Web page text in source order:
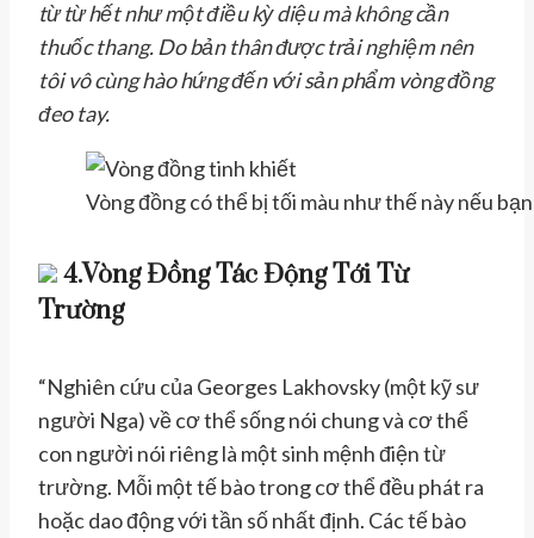
từ từ hết như một điều kỳ diệu mà không cần
thuốc thang. Do bản thân được trải nghiệm nên
tôi vô cùng hào hứng đến với sản phẩm vòng đồng
đeo tay.
Vòng đồng có thể bị tối màu như thế này nếu
4.Vòng Đồng Tác Động Tới Từ
Trường
“Nghiên cứu của Georges Lakhovsky (một kỹ sư
người Nga) về cơ thể sống nói chung và cơ thể
con người nói riêng là một sinh mệnh điện từ
trường. Mỗi một tế bào trong cơ thể đều phát ra
hoặc dao động với tần số nhất định. Các tế bào